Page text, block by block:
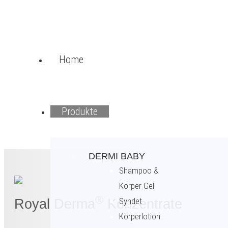
Home
Produkte
DERMI BABY
Shampoo &
Körper Gel
Syndet
Körperlotion
Royal Derma Konzentrate